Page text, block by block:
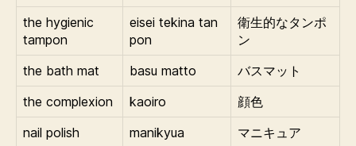
the hygienic
tampon
eisei tekina tan
pon
衛生的なタンポ
ン
the bath mat
basu matto
バスマット
the complexion
kaoiro
顔色
nail polish
manikyua
マニキュア